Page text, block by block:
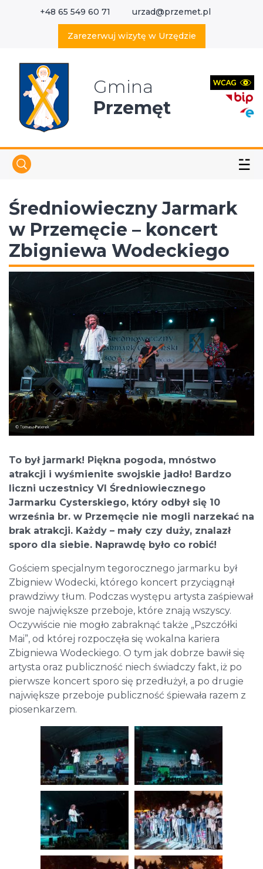
+48 65 549 60 71 urzad@przemet.pl
Zarezerwuj wizytę w Urzędzie
Gmina
Przemęt
☱
Średniowieczny Jarmark
w Przemęcie – koncert
Zbigniewa Wodeckiego
To był jarmark! Piękna pogoda, mnóstwo
atrakcji i wyśmienite swojskie jadło! Bardzo
liczni uczestnicy VI Średniowiecznego
Jarmarku Cysterskiego, który odbył się 10
września br. w Przemęcie nie mogli narzekać na
brak atrakcji. Każdy – mały czy duży, znalazł
sporo dla siebie. Naprawdę było co robić!
Gościem specjalnym tegorocznego jarmarku był
Zbigniew Wodecki, którego koncert przyciągnął
prawdziwy tłum. Podczas występu artysta zaśpiewał
swoje największe przeboje, które znają wszyscy.
Oczywiście nie mogło zabraknąć także „Pszczółki
Mai”, od której rozpoczęła się wokalna kariera
Zbigniewa Wodeckiego. O tym jak dobrze bawił się
artysta oraz publiczność niech świadczy fakt, iż po
pierwsze koncert sporo się przedłużył, a po drugie
największe przeboje publiczność śpiewała razem z
piosenkarzem.
Wyszukaj w serwisie